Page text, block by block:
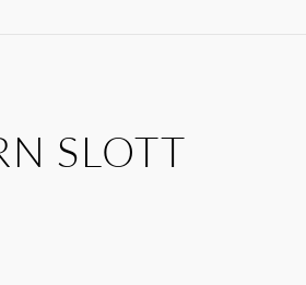
SLOTT